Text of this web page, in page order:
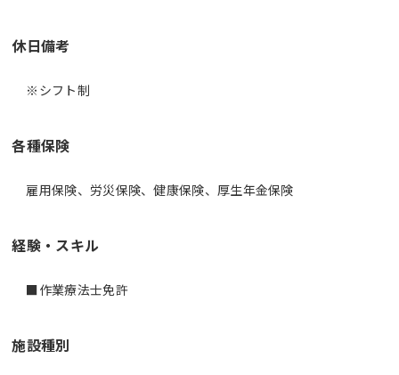
休日備考
※シフト制
各種保険
雇用保険、労災保険、健康保険、厚生年金保険
経験・スキル
■作業療法士免許
施設種別